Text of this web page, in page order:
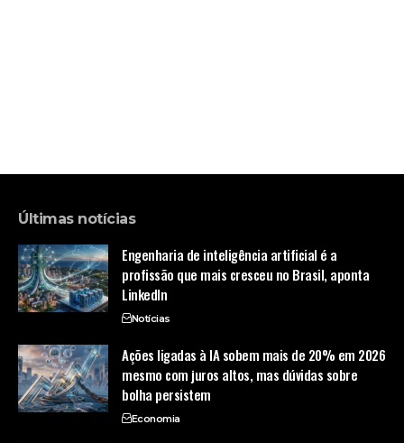
Últimas notícias
Engenharia de inteligência artificial é a
profissão que mais cresceu no Brasil, aponta
LinkedIn
Notícias
Ações ligadas à IA sobem mais de 20% em 2026
mesmo com juros altos, mas dúvidas sobre
bolha persistem
Economia